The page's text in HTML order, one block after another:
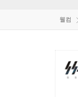
웰컴